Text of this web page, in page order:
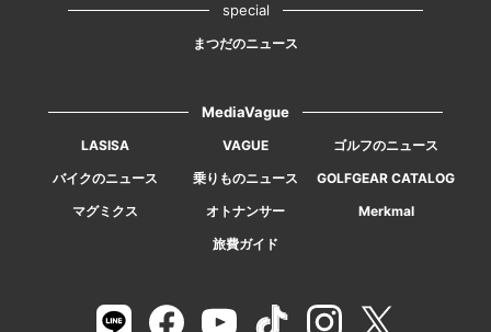
special
まつだのニュース
MediaVague
LASISA VAGUE
ゴルフのニュース
バイクのニュース
乗りものニュース
GOLFGEAR CATALOG
マグミクス
オトナンサー
Merkmal
旅費ガイド